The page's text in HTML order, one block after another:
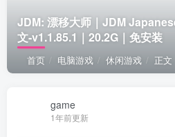
JDM: 漂移大师｜JDM
文-v1.1.85.1｜20.2G｜免安装
首页 电脑游戏 休闲游戏 正文
game
1年前更新